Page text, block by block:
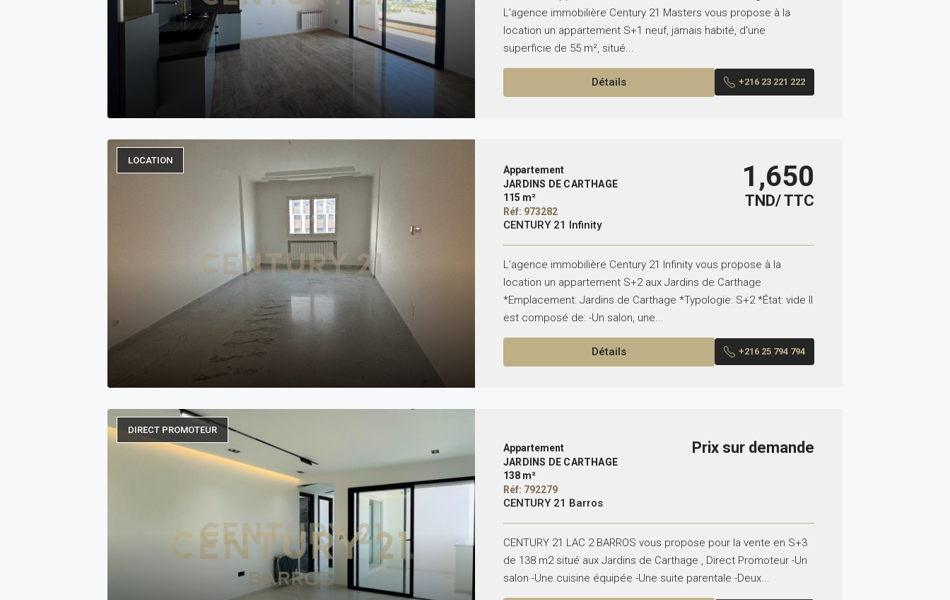
L’agence immobilière Century 21 Masters vous propose à la
location un appartement S+1 neuf, jamais habité, d’une
superficie de 55 m², situé...
Détails +216 23 221 222
LOCATION
Appartement
JARDINS DE CARTHAGE
115 m²
Réf: 973282
CENTURY 21 Infinity
1,650
TND/ TTC
L’agence immobilière Century 21 Infinity vous propose à la
location un appartement S+2 aux Jardins de Carthage
*Emplacement: Jardins de Carthage *Typologie: S+2 *État: vide Il
est composé de: -Un salon, une...
Détails +216 25 794 794
DIRECT PROMOTEUR
Appartement
JARDINS DE CARTHAGE
138 m²
Réf: 792279
CENTURY 21 Barros
Prix sur demande
CENTURY 21 LAC 2 BARROS vous propose pour la vente en S+3
de 138 m2 situé aux Jardins de Carthage , Direct Promoteur -Un
salon -Une cuisine équipée -Une suite parentale -Deux...